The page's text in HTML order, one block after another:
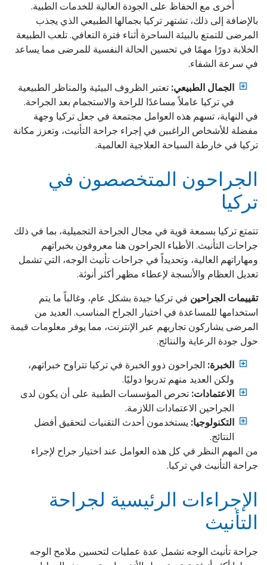
أخرى مع الحفاظ على الجودة العالية للخدمات الطبية.
بالإضافة إلى ذلك، تشتهر تركيا بجمالها الطبيعي الذي يجذب
المرضى للتمتع بالبيئة الساحرة أثناء فترة التعافي. تلعب الطبيعة
الخلابة دورًا مهمًا في تحسين الحالة النفسية للمرضى مما يساعد
في سرعة الشفاء.
الجمال الطبيعي: تعتبر الظروف البيئية والمناظر الطبيعية
في تركيا عاملاً مساعدًا للراحة والاستجمام بعد الجراحة.
في النهاية، تسهم هذه العوامل مجتمعة في جعل تركيا وجهة
مفضلة للأشخاص الراغبين في إجراء جراحة التأنيث، وتعزز مكانة
تركيا في خارطة السياحة العلاجية العالمية.
الجراحون المتخصصون في
تركيا
تتمتع تركيا بسمعة قوية في مجال الجراحة التجميلية، بما في ذلك
جراحات التأنيث. الأطباء الجراحون هنا معروفون بخبراتهم
ومهاراتهم العالية، وتحديداً في جراحات تأنيث الوجه، التي تشمل
تعديل العظام والأنسجة لإعطاء مظهر أكثر أنوثة.
تقييمات الجراحين في تركيا جيدة بشكل عام، وغالباً ما يتم
استخدامها للمساعدة في اختيار الجراح المناسب. العديد من
المرضى يشاركون تجاربهم عبر الإنترنت، مما يوفر معلومات قيمة
حول جودة الرعاية والنتائج.
الخبرة: الجراحون ذوو الخبرة في تركيا تتراوح خبراتهم،
ولكن العديد منهم تدربوا دوليًا.
الاعتمادات: تحرص المؤسسات الطبية على أن يكون لدى
الجراحين الاعتمادات اللازمة.
التكنولوجيا: يستخدمون أحدث التقنيات لتحقيق أفضل
النتائج.
من المهم النظر في كل هذه العوامل عند اختيار جراح لإجراء
جراحة التأنيث في تركيا.
الإجراءات الرئيسية لجراحة
التأنيث
جراحة تأنيث الوجه تشمل عدة عمليات لتحسين ملامح الوجه